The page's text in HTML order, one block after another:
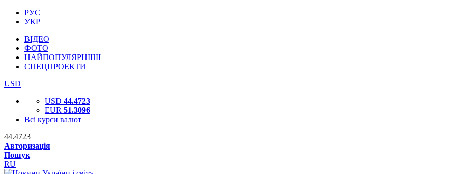
РУС
УКР
ВІДЕО
ФОТО
НАЙПОПУЛЯРНІШІ
СПЕЦПРОЕКТИ
USD
USD 44.4723
EUR 51.3096
Всі курси валют
44.4723
Авторизація
Пошук
RU